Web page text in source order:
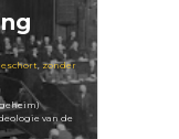
, zonder
van de